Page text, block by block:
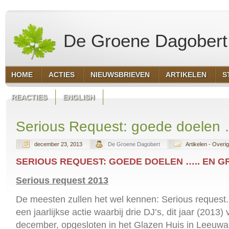
De Groene Dagobert
HOME ACTIES NIEUWSBRIEVEN ARTIKELEN
REACTIES ENGLISH
Serious Request: goede
december 23, 2013 De Groene Dagobert Artikelen - Overig
SERIOUS REQUEST: GOEDE DOELEN ….. EN
Serious request 2013
De meesten zullen het wel kennen: Serious
een jaarlijkse actie waarbij drie DJ’s, dit jaar (2013)
december, opgesloten in het Glazen Huis in